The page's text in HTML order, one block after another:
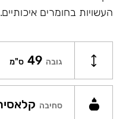
העשויות בחומרים איכותיים.
גובה 49 ס"מ
סחיבה